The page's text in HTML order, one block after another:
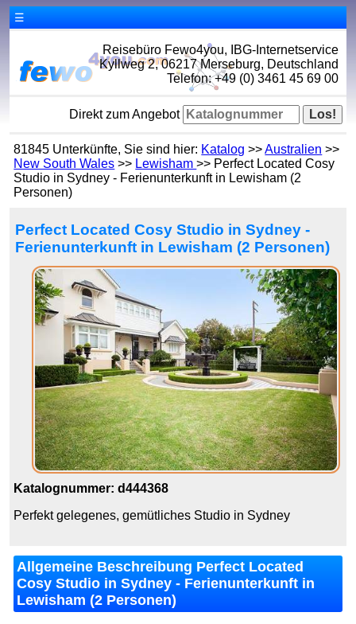
☰
Reisebüro Fewo4you, IBG-Internetservice
Kyllweg 2, 06217 Merseburg, Deutschland
Telefon: +49 (0) 3461 45 69 00
Direkt zum Angebot
81845 Unterkünfte, Sie sind hier: Katalog >>Australien >>
New South Wales >> Lewisham>> Perfect Located Cosy
Studio in Sydney - Ferienunterkunft in Lewisham (2
Personen)
Perfect Located Cosy Studio in Sydney -
Ferienunterkunft in Lewisham (2 Personen)
Katalognummer: d444368
Perfekt gelegenes, gemütliches Studio in Sydney
Allgemeine Beschreibung Perfect Located
Cosy Studio in Sydney - Ferienunterkunft in
Lewisham (2 Personen)